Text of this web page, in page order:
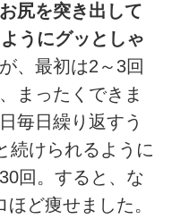
尻を突き出して
うにグッとしゃ
、最初は2～3回
まったくできま
毎日繰り返すう
続けられるように
回。すると、な
ど痩せました。